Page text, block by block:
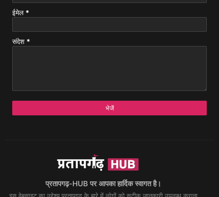
ईमेल *
संदेश *
प्रतापगढ़-HUB पर आपका हार्दिक स्वागत है।
इस वेबसाइट का उद्देश्य प्रतापगढ़ के बारे में लोगों को सटीक जानकारी उपलब्ध कराना